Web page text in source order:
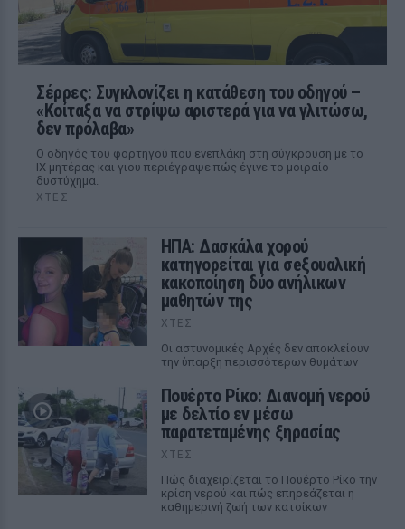
Σέρρες: Συγκλονίζει η κατάθεση του οδηγού –
«Κοίταξα να στρίψω αριστερά για να γλιτώσω,
δεν πρόλαβα»
Ο οδηγός του φορτηγού που ενεπλάκη στη σύγκρουση με το
ΙΧ μητέρας και γιου περιέγραψε πώς έγινε το μοιραίο
δυστύχημα.
ΧΤΕΣ
ΗΠΑ: Δασκάλα χορού
κατηγορείται για σeξουαλική
κακοποίηση δύο ανήλικων
μαθητών της
ΧΤΕΣ
Οι αστυνομικές Αρχές δεν αποκλείουν
την ύπαρξη περισσότερων θυμάτων
Πουέρτο Ρίκο: Διανομή νερού
με δελτίο εν μέσω
παρατεταμένης ξηρασίας
ΧΤΕΣ
Πώς διαχειρίζεται το Πουέρτο Ρίκο την
κρίση νερού και πώς επηρεάζεται η
καθημερινή ζωή των κατοίκων